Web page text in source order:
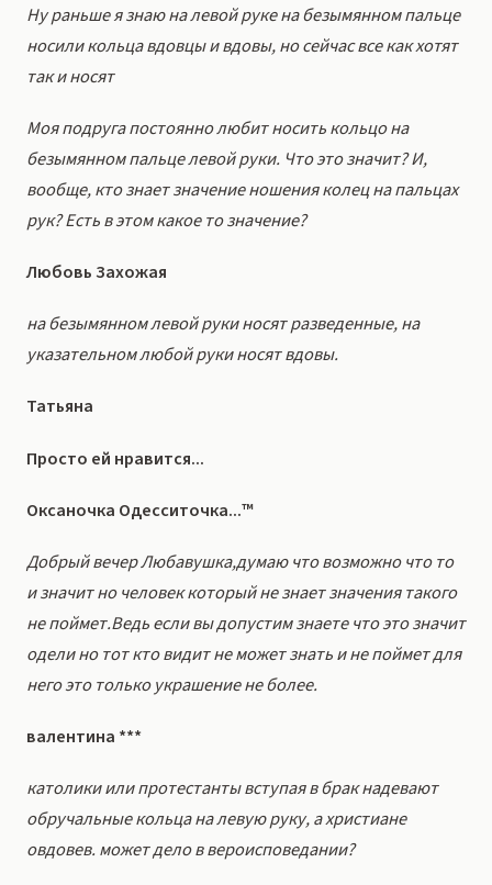
Ну раньше я знаю на левой руке на безымянном пальце
носили кольца вдовцы и вдовы, но сейчас все как хотят
так и носят
Моя подруга постоянно любит носить кольцо на
безымянном пальце левой руки. Что это значит? И,
вообще, кто знает значение ношения колец на пальцах
рук? Есть в этом какое то значение?
Любовь Захожая
на безымянном левой руки носят разведенные, на
указательном любой руки носят вдовы.
Татьяна
Просто ей нравится...
Оксаночка Одесситочка...™
Добрый вечер Любавушка,думаю что возможно что то
и значит но человек который не знает значения такого
не поймет.Ведь если вы допустим знаете что это значит
одели но тот кто видит не может знать и не поймет для
него это только украшение не более.
валентина ***
католики или протестанты вступая в брак надевают
обручальные кольца на левую руку, а христиане
овдовев. может дело в вероисповедании?